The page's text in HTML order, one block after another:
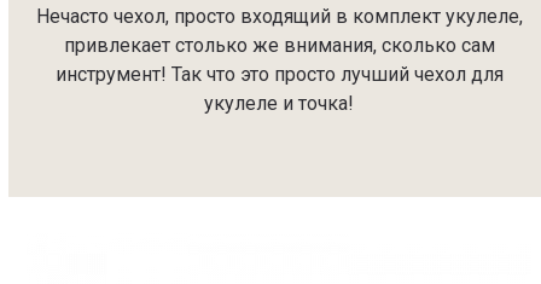
Нечасто чехол, просто входящий в комплект укулеле,
привлекает столько же внимания, сколько сам
инструмент! Так что это просто лучший чехол для
укулеле и точка!